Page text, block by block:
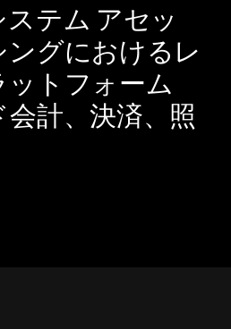
テム アセッ
ングにおけるレ
トフォーム
計、決済、照